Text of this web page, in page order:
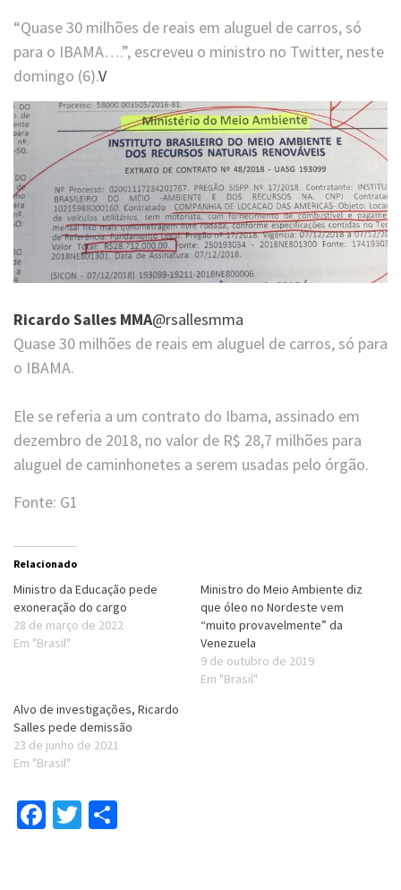
“Quase 30 milhões de reais em aluguel de carros, só
para o IBAMA….”, escreveu o ministro no Twitter, neste
domingo (6).V
Ricardo Salles MMA@rsallesmma
Quase 30 milhões de reais em aluguel de carros, só para
o IBAMA.
Ele se referia a um contrato do Ibama, assinado em
dezembro de 2018, no valor de R$ 28,7 milhões para
aluguel de caminhonetes a serem usadas pelo órgão.
Fonte: G1
Relacionado
Ministro da Educação pede
exoneração do cargo
28 de março de 2022
Em "Brasil"
Ministro do Meio Ambiente diz
que óleo no Nordeste vem
“muito provavelmente” da
Venezuela
9 de outubro de 2019
Em "Brasil"
Alvo de investigações, Ricardo
Salles pede demissão
23 de junho de 2021
Em "Brasil"
Facebook
Twitter